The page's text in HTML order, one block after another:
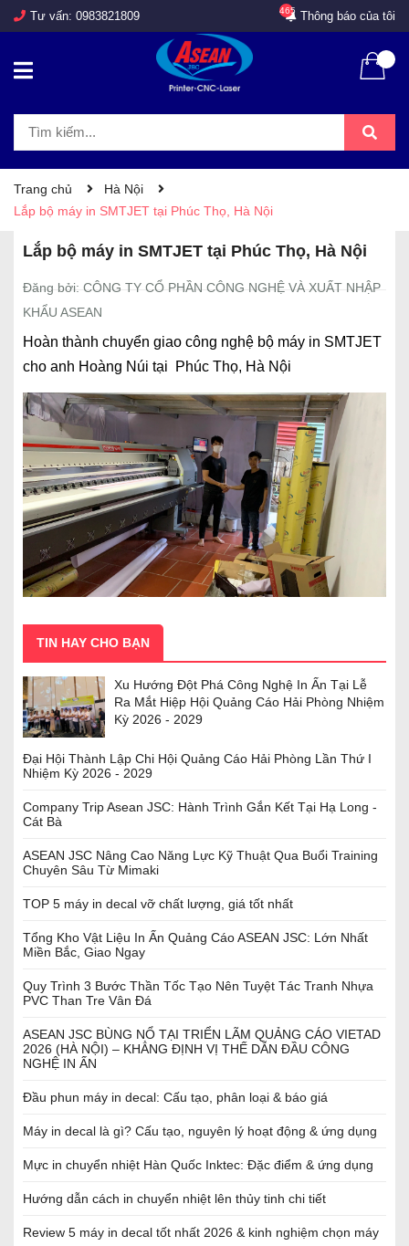
Tư vấn: 0983821809 Thông báo của tôi
465
Trang chủ
Hà Nội
Lắp bộ máy in SMTJET tại Phúc Thọ, Hà Nội
Lắp bộ máy in SMTJET tại Phúc Thọ, Hà Nội
Đăng bởi: CÔNG TY CỔ PHẦN CÔNG NGHỆ VÀ XUẤT NHẬP
KHẨU ASEAN
Hoàn thành chuyển giao công nghệ bộ máy in SMTJET
cho anh Hoàng Núi tại Phúc Thọ, Hà Nội
TIN HAY CHO BẠN
Xu Hướng Đột Phá Công Nghệ In Ấn Tại Lễ
Ra Mắt Hiệp Hội Quảng Cáo Hải Phòng Nhiệm
Kỳ 2026 - 2029
Đại Hội Thành Lập Chi Hội Quảng Cáo Hải Phòng Lần Thứ I
Nhiệm Kỳ 2026 - 2029
Company Trip Asean JSC: Hành Trình Gắn Kết Tại Hạ Long -
Cát Bà
ASEAN JSC Nâng Cao Năng Lực Kỹ Thuật Qua Buổi Training
Chuyên Sâu Từ Mimaki
TOP 5 máy in decal vỡ chất lượng, giá tốt nhất
Tổng Kho Vật Liệu In Ấn Quảng Cáo ASEAN JSC: Lớn Nhất
Miền Bắc, Giao Ngay
Quy Trình 3 Bước Thần Tốc Tạo Nên Tuyệt Tác Tranh Nhựa
PVC Than Tre Vân Đá
ASEAN JSC BÙNG NỔ TẠI TRIỂN LÃM QUẢNG CÁO VIETAD
2026 (HÀ NỘI) – KHẲNG ĐỊNH VỊ THẾ DẪN ĐẦU CÔNG
NGHỆ IN ẤN
Đầu phun máy in decal: Cấu tạo, phân loại & báo giá
Máy in decal là gì? Cấu tạo, nguyên lý hoạt động & ứng dụng
Mực in chuyển nhiệt Hàn Quốc Inktec: Đặc điểm & ứng dụng
Hướng dẫn cách in chuyển nhiệt lên thủy tinh chi tiết
Review 5 máy in decal tốt nhất 2026 & kinh nghiệm chọn máy